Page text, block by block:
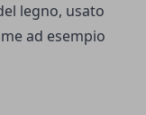
legno, usato
ad esempio